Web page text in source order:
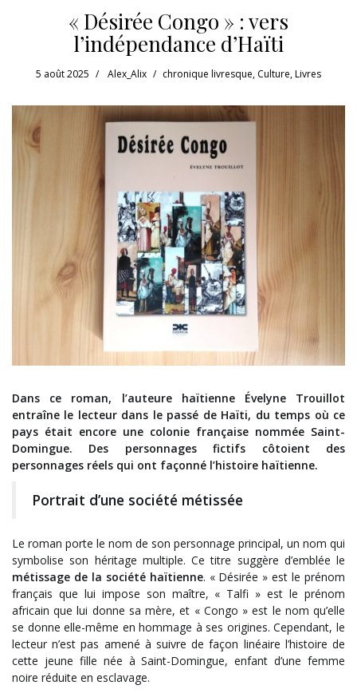
« Désirée Congo » : vers
l’indépendance d’Haïti
5 août 2025 Alex_Alix chronique livresque, Culture,Livres
Dans ce roman, l’auteure haïtienne Évelyne Trouillot
entraîne le lecteur dans le passé de Haïti, du temps où ce
pays était encore une colonie française nommée Saint-
Domingue. Des personnages fictifs côtoient des
personnages réels qui ont façonné l’histoire haïtienne.
Portrait d’une société métissée
Le roman porte le nom de son personnage principal, un nom qui
symbolise son héritage multiple. Ce titre suggère d’emblée le
métissage de la société haïtienne. « Désirée » est le prénom
français que lui impose son maître, « Talfi » est le prénom
africain que lui donne sa mère, et « Congo » est le nom qu’elle
se donne elle-même en hommage à ses origines. Cependant, le
lecteur n’est pas amené à suivre de façon linéaire l’histoire de
cette jeune fille née à Saint-Domingue, enfant d’une femme
noire réduite en esclavage.